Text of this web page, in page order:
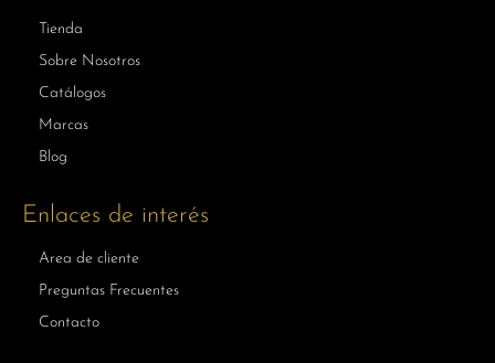
Tienda
Sobre Nosotros
Catálogos
Marcas
Blog
Enlaces de interés
Area de cliente
Preguntas Frecuentes
Contacto